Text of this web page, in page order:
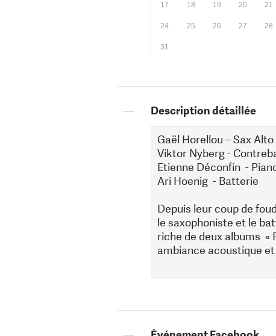
17 18 19 20 21
24 25 26 27 28
31
— Description détaillée